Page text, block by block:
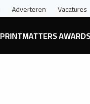
Adverteren Vacatures
PRINTMATTERS